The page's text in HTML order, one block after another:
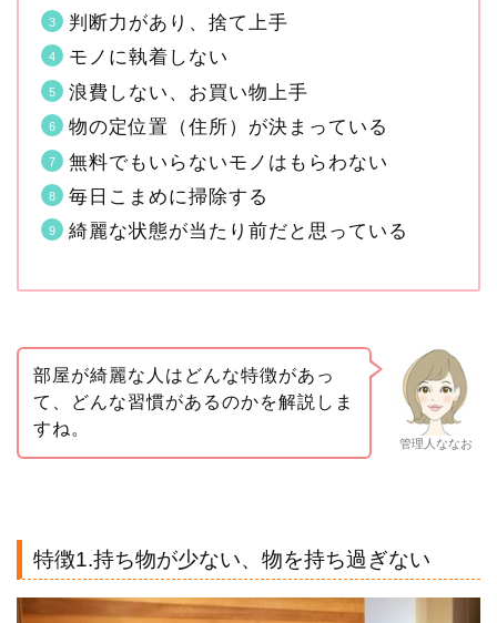
判断力があり、捨て上手
モノに執着しない
浪費しない、お買い物上手
物の定位置（住所）が決まっている
無料でもいらないモノはもらわない
毎日こまめに掃除する
綺麗な状態が当たり前だと思っている
管理人ななお
部屋が綺麗な人はどんな特徴があっ
て、どんな習慣があるのかを解説しま
すね。
特徴1.持ち物が少ない、物を持ち過ぎない